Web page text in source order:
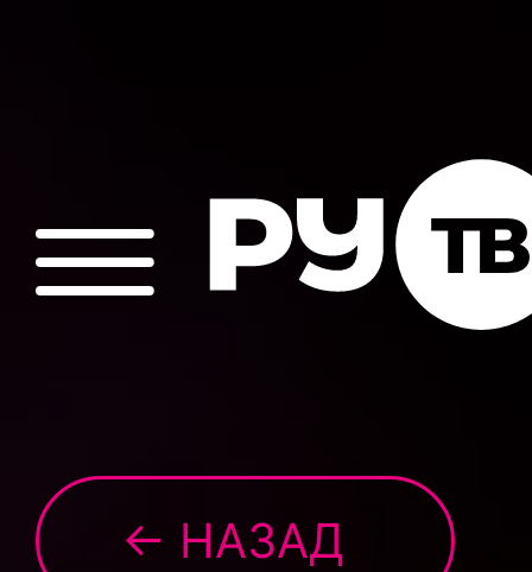
← НАЗАД